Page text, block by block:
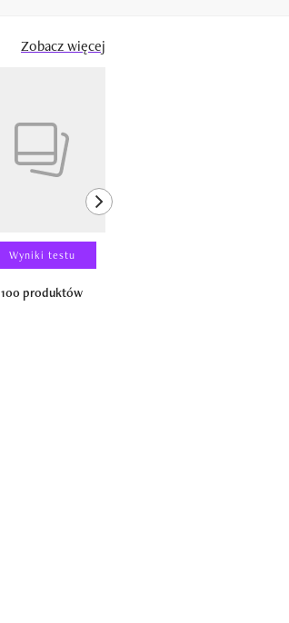
Zobacz więcej
Wyniki testu
100 produktów
next element